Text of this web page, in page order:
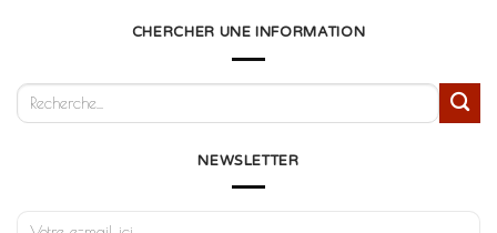
CHERCHER UNE INFORMATION
NEWSLETTER